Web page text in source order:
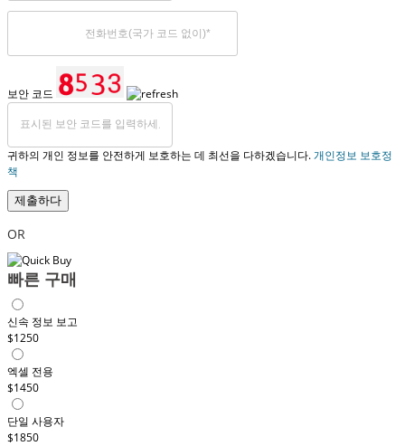
보안 코드
귀하의 개인 정보를 안전하게 보호하는 데 최선을 다하겠습니다.개인정보 보호정
책
제출하다
OR
빠른 구매
신속 정보 보고
$1250
엑셀 전용
$1450
단일 사용자
$1850